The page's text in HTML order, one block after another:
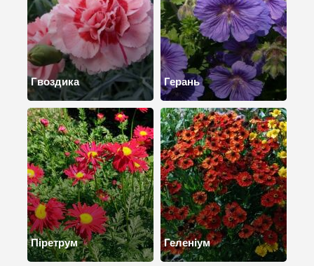
Гвоздика Герань
Піретрум Геленіум